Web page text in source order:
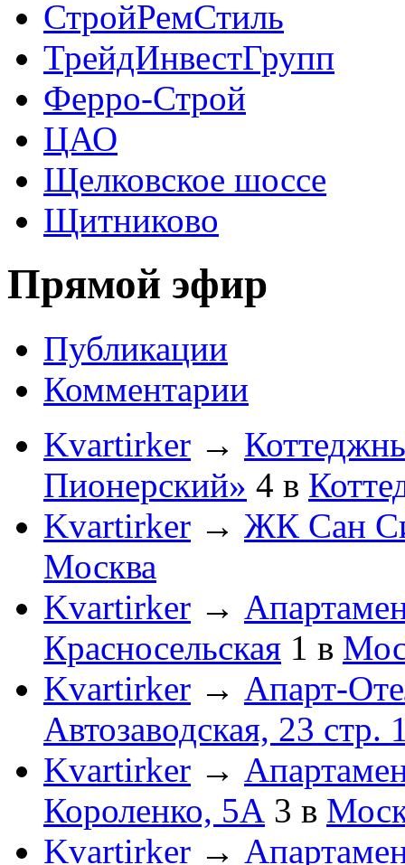
СтройРемСтиль
ТрейдИнвестГрупп
Ферро-Строй
ЦАО
Щелковское шоссе
Щитниково
Прямой эфир
Публикации
Комментарии
Kvartirker →
Пионерский» 4 в
Kvartirker → ЖК Сан
Москва
Kvartirker →
Красносельская 1 в
Kvartirker → Апарт-
Автозаводская, 23 стр.
Kvartirker →
Короленко, 5А 3 в
Kvartirker →